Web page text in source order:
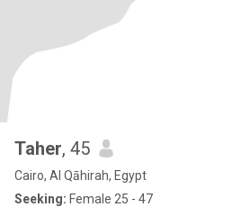
Taher, 45
Cairo, Al Qāhirah, Egypt
Seeking: Female 25 - 47